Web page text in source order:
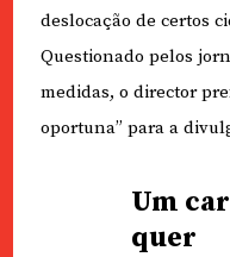
deslocação de certos
Questionado pelos
medidas, o director
oportuna” para a
Um
quer